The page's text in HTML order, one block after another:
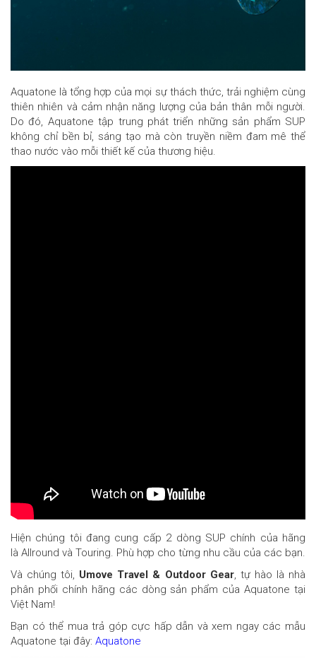
Aquatone là tổng hợp của mọi sự thách thức, trải nghiệm cùng
thiên nhiên và cảm nhận năng lượng của bản thân mỗi người.
Do đó, Aquatone tập trung phát triển những sản phẩm SUP
không chỉ bền bỉ, sáng tạo mà còn truyền niềm đam mê thể
thao nước vào mỗi thiết kế của thương hiệu.
Hiện chúng tôi đang cung cấp 2 dòng SUP chính của hãng
là Allround và Touring. Phù hợp cho từng nhu cầu của các bạn.
Và chúng tôi, Umove Travel & Outdoor Gear, tự hào là nhà
phân phối chính hãng các dòng sản phẩm của Aquatone tại
Việt Nam!
Bạn có thể mua trả góp cực hấp dẫn và xem ngay các mẫu
Aquatone tại đây: Aquatone